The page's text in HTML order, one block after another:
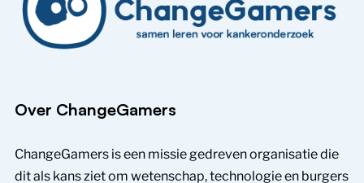
Over ChangeGamers
ChangeGamers is een missie gedreven organisatie die
dit als kans ziet om wetenschap, technologie en burgers